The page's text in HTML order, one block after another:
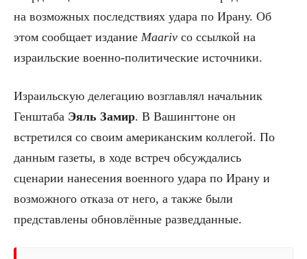
на возможных последствиях удара по Ирану. Об
этом сообщает издание Maariv со ссылкой на
израильские военно-политические источники.
Израильскую делегацию возглавлял начальник
Генштаба Эяль Замир. В Вашингтоне он
встретился со своим американским коллегой. По
данным газеты, в ходе встреч обсуждались
сценарии нанесения военного удара по Ирану и
возможного отказа от него, а также были
представлены обновлённые разведданные.